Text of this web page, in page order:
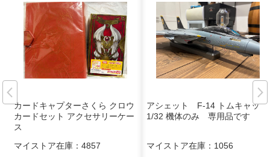
カードキャプターさくら クロウ
カードセット アクセサリーケー
ス
マイストア在庫： 4857
アシェット F-14 トムキャット
1/32 機体のみ 専用品です
マイストア在庫： 1056